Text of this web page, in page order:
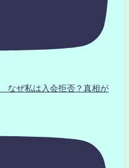
ぜ私は入会拒否？真相が